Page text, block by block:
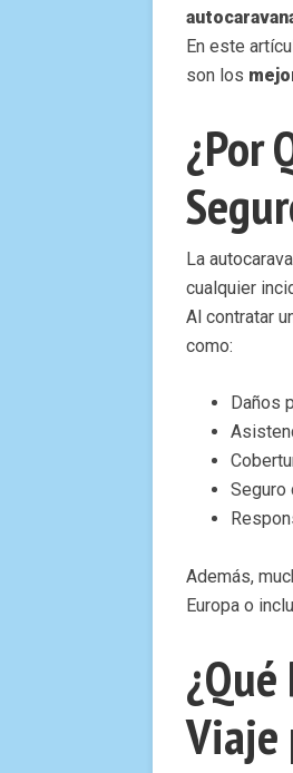
En este
son los
¿Por
La
cualquier
Al contratar
como:
Daños
Seguro
Además,
Europa o
Viaje